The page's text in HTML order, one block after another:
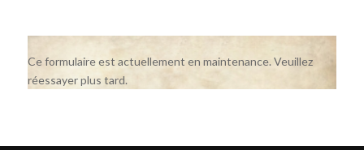
Ce formulaire est actuellement en maintenance. Veuillez
réessayer plus tard.